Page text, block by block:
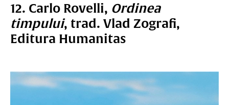
12. Carlo Rovelli, Ordinea
timpului, trad. Vlad Zografi,
Editura Humanitas